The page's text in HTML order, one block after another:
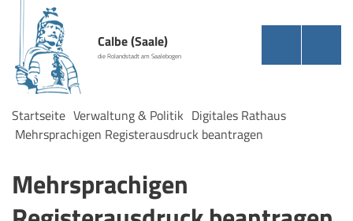
Calbe (Saale)
die Rolandstadt am Saalebogen
Startseite Verwaltung & Politik Digitales Rathaus
Mehrsprachigen Registerausdruck beantragen
Mehrsprachigen